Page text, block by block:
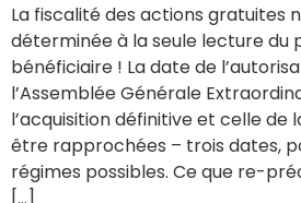
La fiscalité des actions gratuites
déterminée à la seule lecture du
bénéficiaire ! La date de
l’Assemblée Générale
l’acquisition définitive et celle de
être rapprochées – trois dates,
régimes possibles. Ce que re-